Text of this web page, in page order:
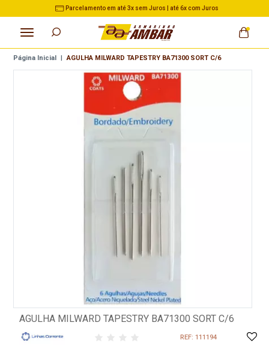
Parcelamento em até 3x sem Juros | até 6x com Juros
Página Inicial | AGULHA MILWARD TAPESTRY BA71300 SORT C/6
AGULHA MILWARD TAPESTRY BA71300 SORT C/6
REF: 111194